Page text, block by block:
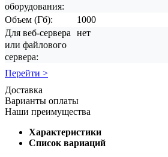
оборудования:
Объем (Гб):
1000
Для веб-сервера
или файлового
сервера:
нет
Перейти >
Доставка
Варианты оплаты
Наши преимущества
Характеристики
Список вариаций